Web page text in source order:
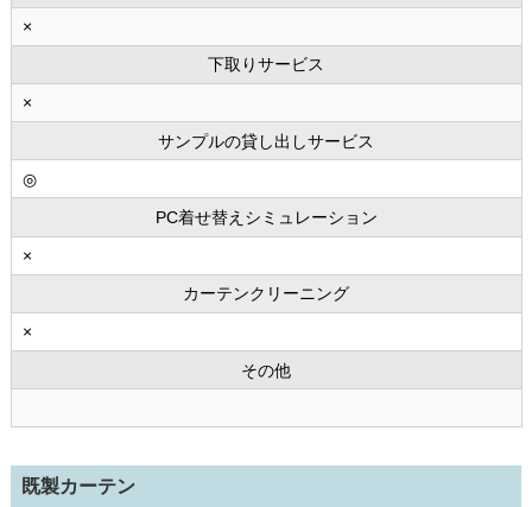
×
下取りサービス
×
サンプルの貸し出しサービス
◎
PC着せ替えシミュレーション
×
カーテンクリーニング
×
その他
既製カーテン